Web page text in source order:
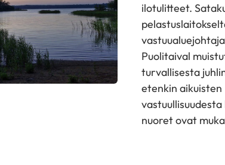
ilotulitteet.
Puolitaival
turvallisesta
etenkin aikuisten
nuoret ovat